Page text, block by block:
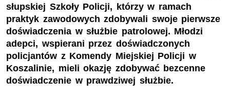
słupskiej Szkoły Policji, którzy w ramach
praktyk zawodowych zdobywali swoje pierwsze
doświadczenia w służbie patrolowej. Młodzi
adepci, wspierani przez doświadczonych
policjantów z Komendy Miejskiej Policji w
Koszalinie, mieli okazję zdobywać bezcenne
doświadczenie w prawdziwej służbie.